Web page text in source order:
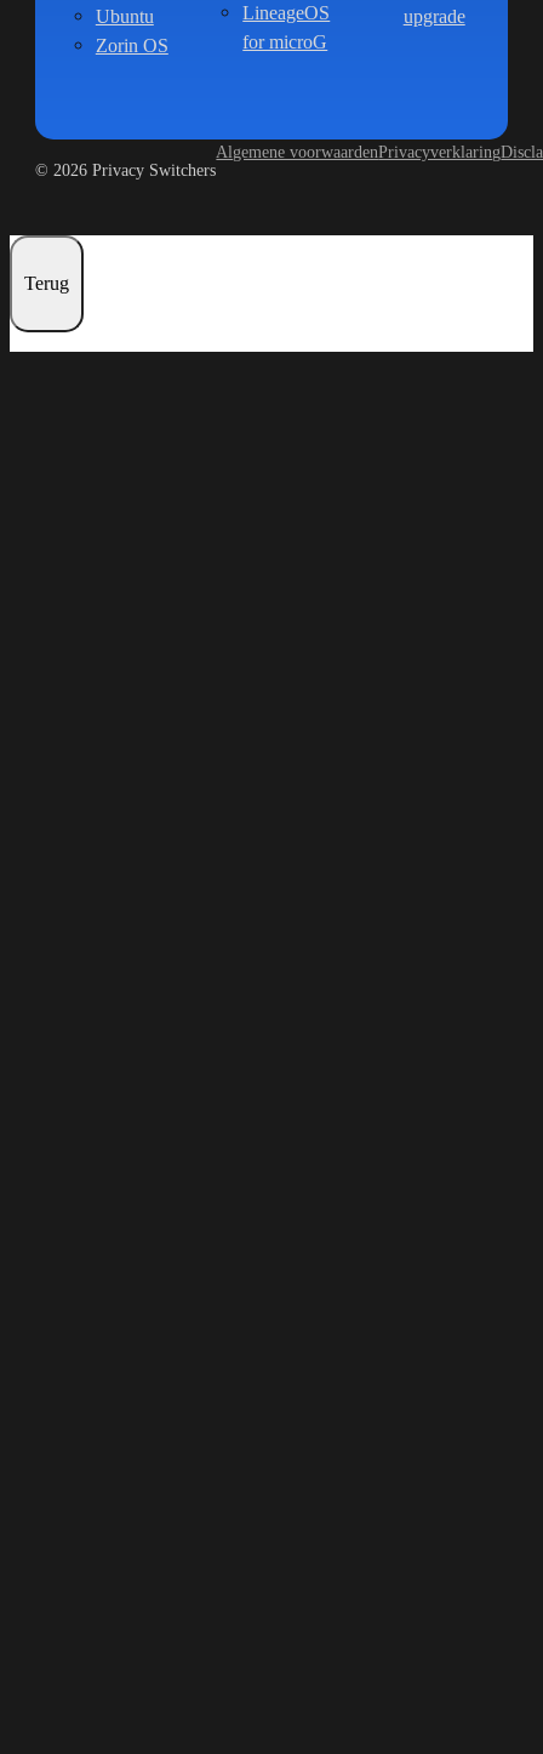
Ubuntu
Zorin OS
LineageOS
for microG
upgrade
© 2026 Privacy Switchers
Algemene voorwaardenPrivacyverklaring
Terug